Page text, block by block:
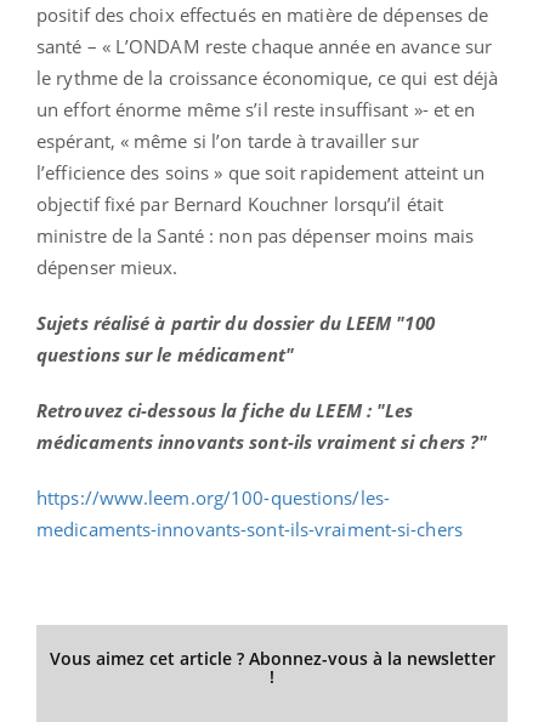
positif des choix effectués en matière de dépenses de
santé – « L’ONDAM reste chaque année en avance sur
le rythme de la croissance économique, ce qui est déjà
un effort énorme même s’il reste insuffisant »- et en
espérant, « même si l’on tarde à travailler sur
l’efficience des soins » que soit rapidement atteint un
objectif fixé par Bernard Kouchner lorsqu’il était
ministre de la Santé : non pas dépenser moins mais
dépenser mieux.
Sujets réalisé à partir du dossier du LEEM "100
questions sur le médicament"
Retrouvez ci-dessous la fiche du LEEM : "Les
médicaments innovants sont-ils vraiment si chers ?"
https://www.leem.org/100-questions/les-
medicaments-innovants-sont-ils-vraiment-si-chers
Vous aimez cet article ? Abonnez-vous à la newsletter
!